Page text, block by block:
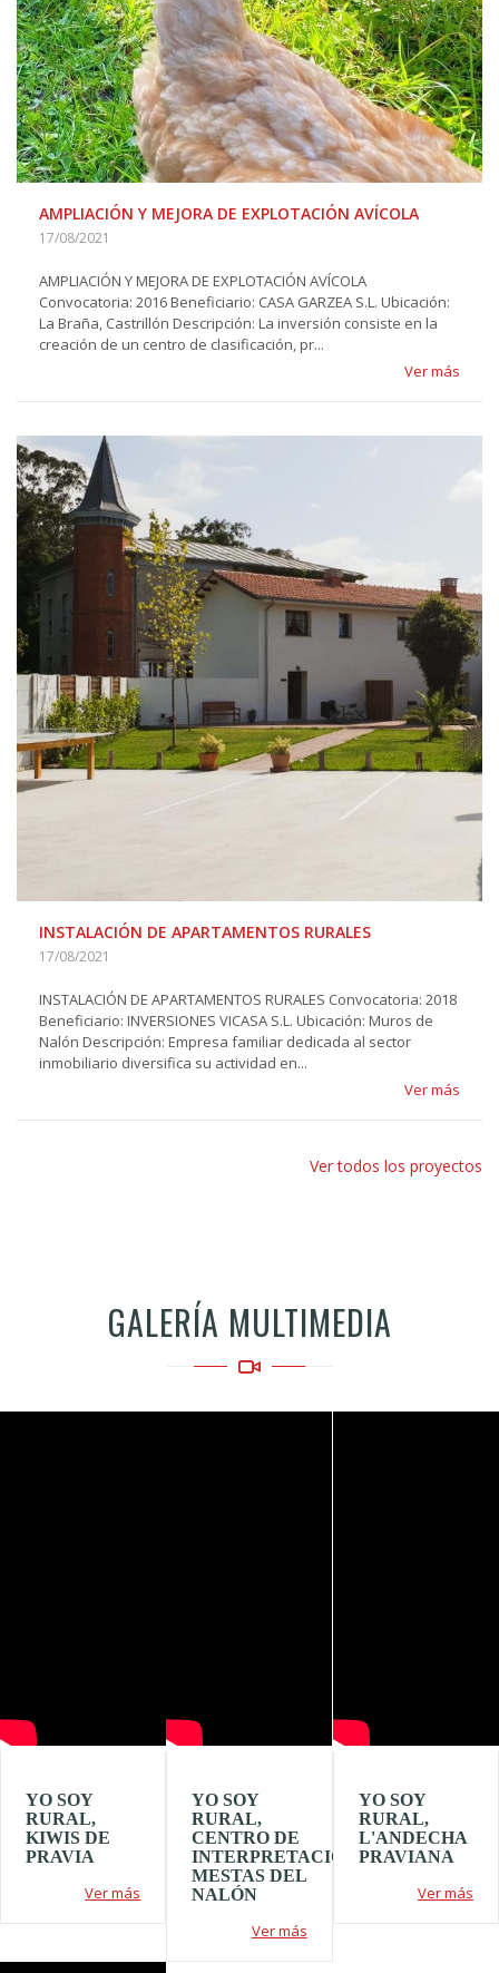
AMPLIACIÓN Y MEJORA DE EXPLOTACIÓN AVÍCOLA
17/08/2021
AMPLIACIÓN Y MEJORA DE EXPLOTACIÓN AVÍCOLA
Convocatoria: 2016 Beneficiario: CASA GARZEA S.L. Ubicación:
La Braña, Castrillón Descripción: La inversión consiste en la
creación de un centro de clasificación, pr...
Ver más
INSTALACIÓN DE APARTAMENTOS RURALES
17/08/2021
INSTALACIÓN DE APARTAMENTOS RURALES Convocatoria: 2018
Beneficiario: INVERSIONES VICASA S.L. Ubicación: Muros de
Nalón Descripción: Empresa familiar dedicada al sector
inmobiliario diversifica su actividad en...
Ver más
Ver todos los proyectos
GALERÍA MULTIMEDIA
YO SOY
RURAL,
KIWIS DE
PRAVIA
Ver más
YO SOY
RURAL,
CENTRO DE
INTERPRETACIÓN
MESTAS DEL
NALÓN
Ver más
YO SOY
RURAL,
L'ANDECHA
PRAVIANA
Ver más